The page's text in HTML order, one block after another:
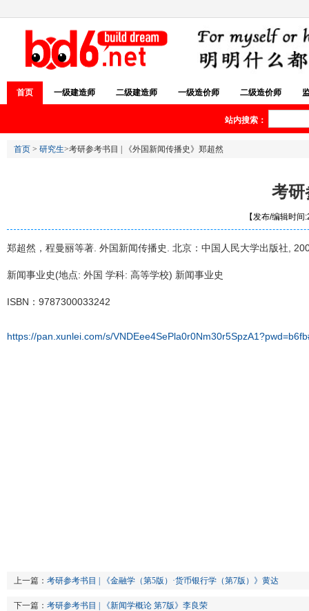
首页 一级建造师 二级建造师 一级造价师 二级造价师
站内搜索：
首页 > 研究生>考研参考书目 | 《外国新闻传播史》郑超然
考研
【发布/编辑时
郑超然，程曼丽等著. 外国新闻传播史. 北京：中国人民大学出版社,
新闻事业史(地点: 外国 学科: 高等学校) 新闻事业史
ISBN：9787300033242
https://pan.xunlei.com/s/
上一篇： 考研参考书目 | 《金融学（第5版）·货币银行学（第7版）》黄达
下一篇： 考研参考书目 | 《新闻学概论 第7版》李良荣